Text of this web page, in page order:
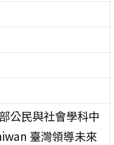
公民與社會學科中
臺灣領導未來